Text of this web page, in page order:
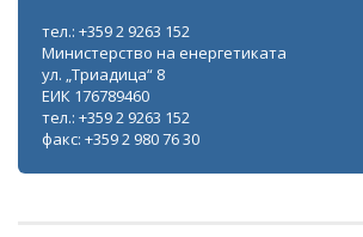
тел.: +359 2 9263 152
Министерство на енергетиката
ул. „Триадица“ 8
ЕИК 176789460
тел.: +359 2 9263 152
факс: +359 2 980 76 30